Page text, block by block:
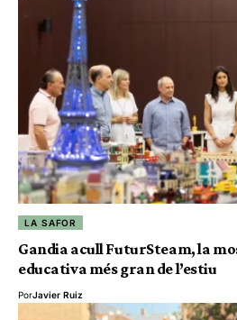
LA SAFOR
Gandia acull FuturSteam, la
educativa més gran de l’estiu
PorJavier Ruiz